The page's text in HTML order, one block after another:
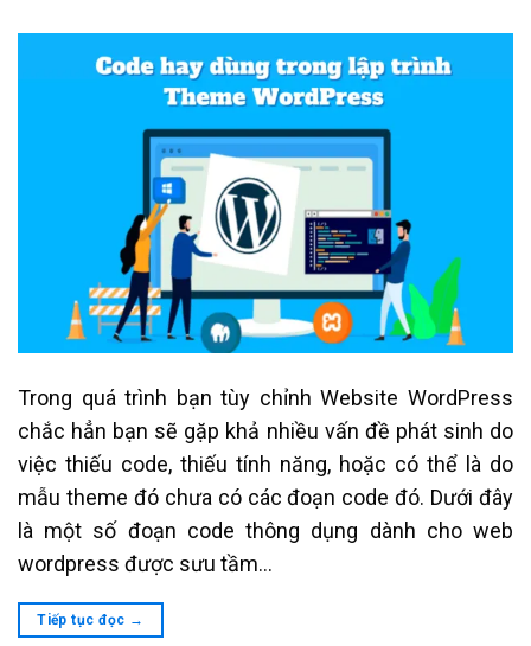
Trong quá trình bạn tùy chỉnh Website WordPress
chắc hẳn bạn sẽ gặp khả nhiều vấn đề phát sinh do
việc thiếu code, thiếu tính năng, hoặc có thể là do
mẫu theme đó chưa có các đoạn code đó. Dưới đây
là một số đoạn code thông dụng dành cho web
wordpress được sưu tầm…
Tiếp tục đọc →